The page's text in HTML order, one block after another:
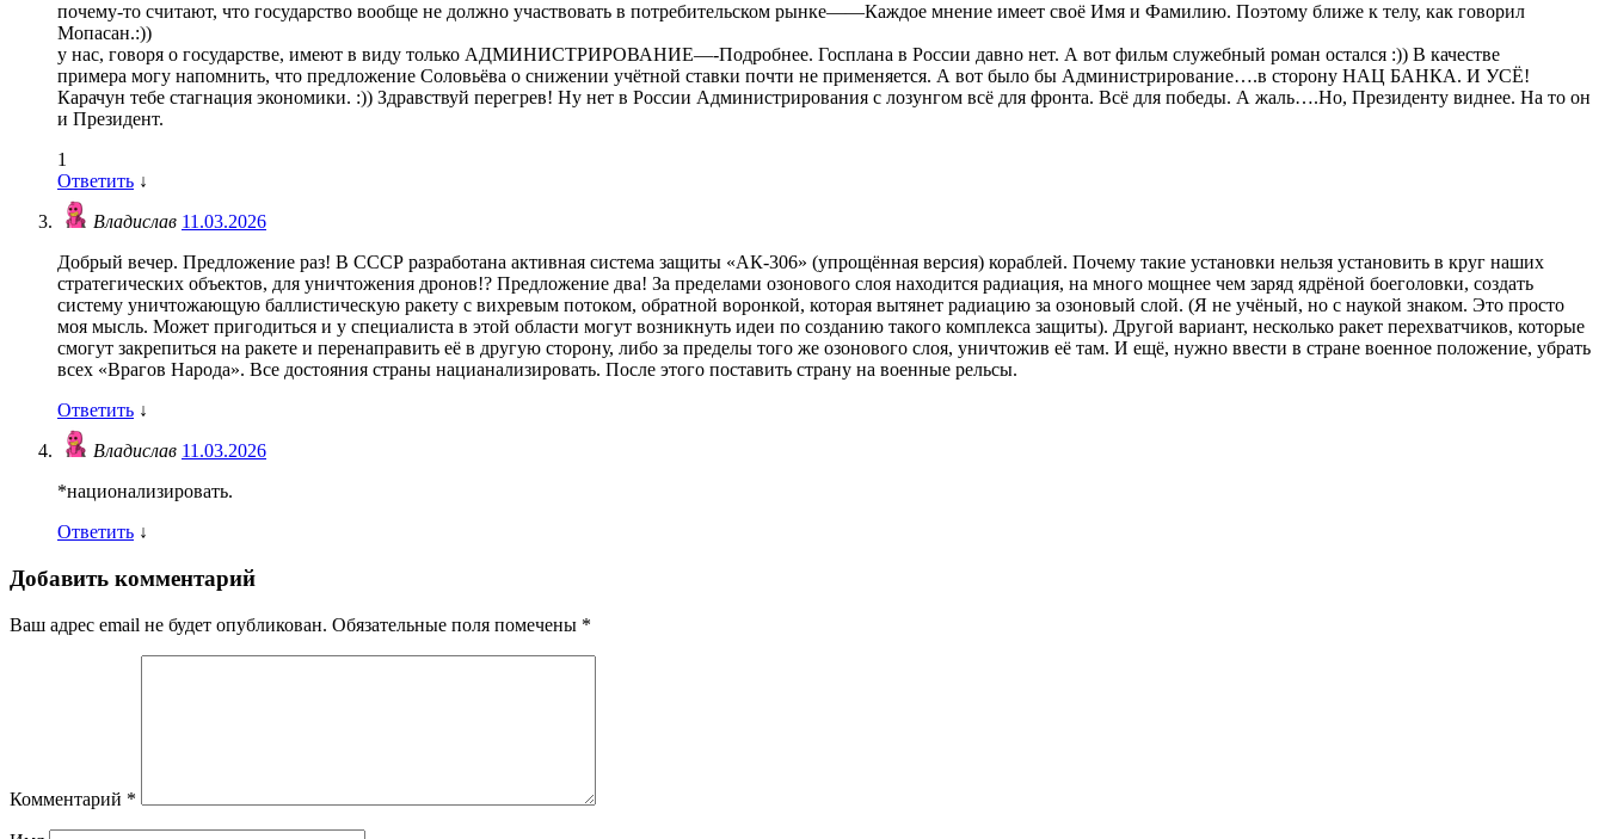
почему-то считают, что государство вообще не должно участвовать в потребительском рынке——Каждое мнение имеет своё Имя и Фамилию. Поэтому ближе к телу, как говорил
Мопасан.:))
у нас, говоря о государстве, имеют в виду только АДМИНИСТРИРОВАНИЕ—-Подробнее. Госплана в России давно нет. А вот фильм служебный роман остался :)) В качестве
примера могу напомнить, что предложение Соловьёва о снижении учётной ставки почти не применяется. А вот было бы Администрирование….в сторону НАЦ БАНКА. И УСЁ!
Карачун тебе стагнация экономики. :)) Здравствуй перегрев! Ну нет в России Администрирования с лозунгом всё для фронта. Всё для победы. А жаль….Но, Президенту виднее. На то он
и Президент.
1
Ответить ↓
Владислав 11.03.2026
Добрый вечер. Предложение раз! В СССР разработана активная система защиты «АК-306» (упрощённая версия) кораблей. Почему такие установки нельзя установить в круг наших
стратегических объектов, для уничтожения дронов!? Предложение два! За пределами озонового слоя находится радиация, на много мощнее чем заряд ядрёной боеголовки, создать
систему уничтожающую баллистическую ракету с вихревым потоком, обратной воронкой, которая вытянет радиацию за озоновый слой. (Я не учёный, но с наукой знаком. Это просто
моя мысль. Может пригодиться и у специалиста в этой области могут возникнуть идеи по созданию такого комплекса защиты). Другой вариант, несколько ракет перехватчиков, которые
смогут закрепиться на ракете и перенаправить её в другую сторону, либо за пределы того же озонового слоя, уничтожив её там. И ещё, нужно ввести в стране военное положение, убрать
всех «Врагов Народа». Все достояния страны нацианализировать. После этого поставить страну на военные рельсы.
Ответить ↓
Владислав 11.03.2026
*национализировать.
Ответить ↓
Добавить комментарий
Ваш адрес email не будет опубликован. Обязательные поля помечены *
Комментарий *